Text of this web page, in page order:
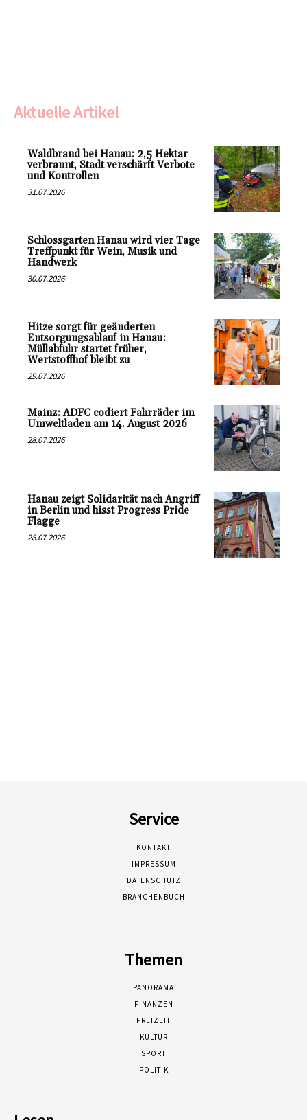
Aktuelle Artikel
Waldbrand bei Hanau: 2,5 Hektar
verbrannt, Stadt verschärft Verbote
und Kontrollen
31.07.2026
Schlossgarten Hanau wird vier Tage
Treffpunkt für Wein, Musik und
Handwerk
30.07.2026
Hitze sorgt für geänderten
Entsorgungsablauf in Hanau:
Müllabfuhr startet früher,
Wertstoffhof bleibt zu
29.07.2026
Mainz: ADFC codiert Fahrräder im
Umweltladen am 14. August 2026
28.07.2026
Hanau zeigt Solidarität nach Angriff
in Berlin und hisst Progress Pride
Flagge
28.07.2026
Service
KONTAKT
IMPRESSUM
DATENSCHUTZ
BRANCHENBUCH
Themen
PANORAMA
FINANZEN
FREIZEIT
KULTUR
SPORT
POLITIK